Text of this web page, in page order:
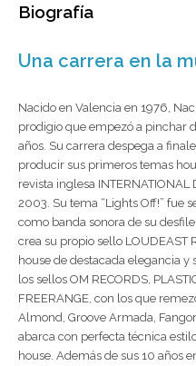
Biografía
Una carrera en la
Nacido en Valencia en 1976,
prodigio que empezó a pinchar
años. Su carrera despega a
producir sus primeros temas
revista inglesa
2003. Su tema “Lights Off!” fue
como banda sonora de su
crea su propio sello LOUDEAST
house de destacada elegancia
los sellos OM RECORDS,
FREERANGE, con los que
Almond, Groove Armada,
abarca con perfecta técnica
house. Además de sus 10 años